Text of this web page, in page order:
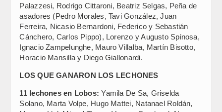
Palazzesi, Rodrigo Cittaroni, Beatriz Selgas, Peña de
asadores (Pedro Morales, Tavi González, Juan
Ferreira, Nicasio Bernardoni, Federico y Sebastián
Cánchero, Carlos Pippo), Lorenzo y Augusto Spinosa,
Ignacio Zampelunghe, Mauro Villalba, Martín Bisotto,
Horacio Mansilla y Diego Giallonardi.
LOS QUE GANARON LOS LECHONES
11 lechones en Lobos:Yamila De Sa, Griselda
Solano, Marta Volpe, Hugo Mattei, Natanael Roldán,